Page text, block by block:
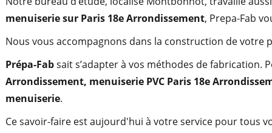
OCCULTATION
menuiserie sur Paris 18e Arrondissement, Prepa-Fab
Nous vous accompagnons dans la construction de votre
Prépa-Fabsait s’adapter à vos méthodes de
Arrondissement, menuiserie PVC Paris 18e
menuiserie.
Ce savoir-faire est aujourd'hui à votre service pour tous